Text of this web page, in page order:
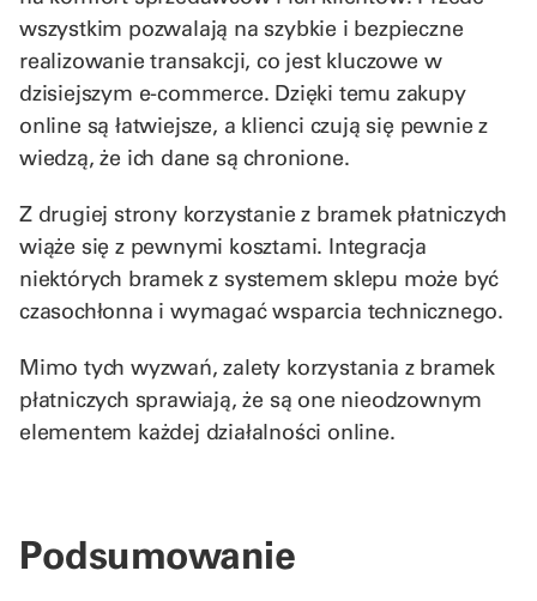
wszystkim pozwalają na szybkie i bezpieczne
realizowanie transakcji, co jest kluczowe w
dzisiejszym e-commerce. Dzięki temu zakupy
online są łatwiejsze, a klienci czują się pewnie z
wiedzą, że ich dane są chronione.
Z drugiej strony korzystanie z bramek płatniczych
wiąże się z pewnymi kosztami. Integracja
niektórych bramek z systemem sklepu może być
czasochłonna i wymagać wsparcia technicznego.
Mimo tych wyzwań, zalety korzystania z bramek
płatniczych sprawiają, że są one nieodzownym
elementem każdej działalności online.
Podsumowanie